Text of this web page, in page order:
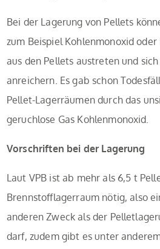
Bei der Lagerung von Pellets
zum Beispiel Kohlenmonoxid
aus den Pellets austreten und
anreichern. Es gab schon
Pellet-Lagerräumen durch das
geruchlose Gas Kohlenmonoxid.
Vorschriften bei der Lagerung
Laut VPB ist ab mehr als 6,5 t
Brennstofflagerraum nötig, also
anderen Zweck als der
darf, zudem gibt es unter